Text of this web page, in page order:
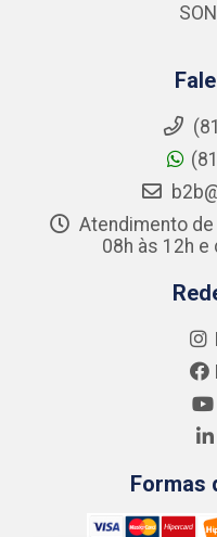
Atendimento
08h às 12h e
Formas